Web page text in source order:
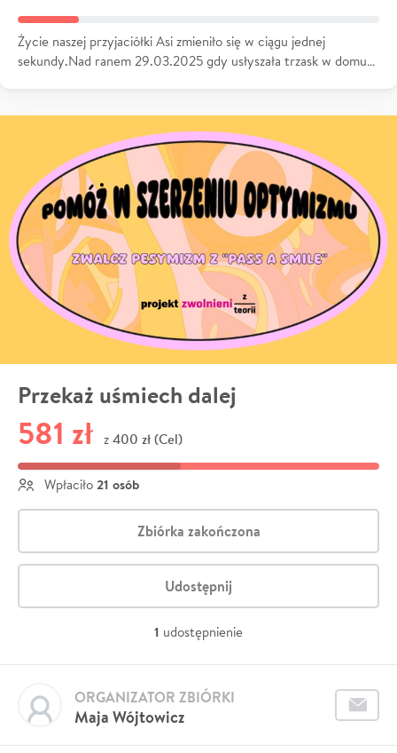
Życie naszej przyjaciółki Asi zmieniło się w ciągu jednej
sekundy.Nad ranem 29.03.2025 gdy usłyszała trzask w domu…
Przekaż uśmiech dalej
581 zł z 400 zł (Cel)
Wpłaciło 21 osób
Zbiórka zakończona
Udostępnij
1 udostępnienie
Maja Wójtowicz
ORGANIZATOR ZBIÓRKI